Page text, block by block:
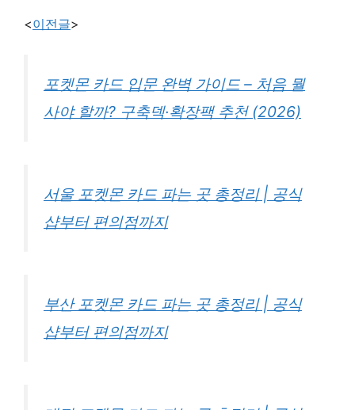
<이전글>
포켓몬 카드 입문 완벽 가이드 – 처음 뭘
사야 할까? 구축덱·확장팩 추천 (2026)
서울 포켓몬 카드 파는 곳 총정리 | 공식
샵부터 편의점까지
부산 포켓몬 카드 파는 곳 총정리 | 공식
샵부터 편의점까지